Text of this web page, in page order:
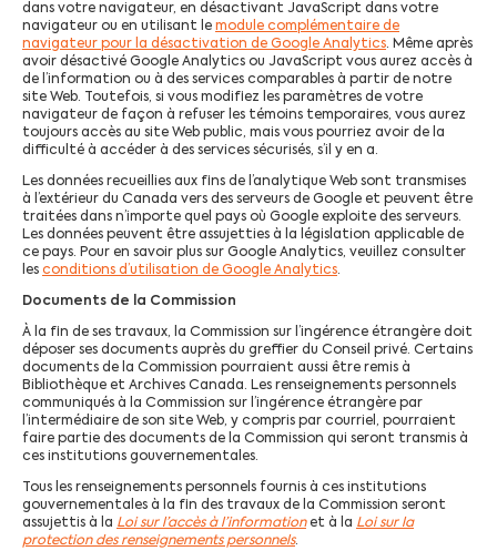
dans votre navigateur, en désactivant JavaScript dans votre
navigateur ou en utilisant le module complémentaire de
navigateur pour la désactivation de Google Analytics. Même après
avoir désactivé Google Analytics ou JavaScript vous aurez accès à
de l’information ou à des services comparables à partir de notre
site Web. Toutefois, si vous modifiez les paramètres de votre
navigateur de façon à refuser les témoins temporaires, vous aurez
toujours accès au site Web public, mais vous pourriez avoir de la
difficulté à accéder à des services sécurisés, s’il y en a.
Les données recueillies aux fins de l’analytique Web sont transmises
à l’extérieur du Canada vers des serveurs de Google et peuvent être
traitées dans n’importe quel pays où Google exploite des serveurs.
Les données peuvent être assujetties à la législation applicable de
ce pays. Pour en savoir plus sur Google Analytics, veuillez consulter
les conditions d’utilisation de Google Analytics.
Documents de la Commission
À la fin de ses travaux, la Commission sur l’ingérence étrangère doit
déposer ses documents auprès du greffier du Conseil privé. Certains
documents de la Commission pourraient aussi être remis à
Bibliothèque et Archives Canada. Les renseignements personnels
communiqués à la Commission sur l’ingérence étrangère par
l’intermédiaire de son site Web, y compris par courriel, pourraient
faire partie des documents de la Commission qui seront transmis à
ces institutions gouvernementales.
Tous les renseignements personnels fournis à ces institutions
gouvernementales à la fin des travaux de la Commission seront
assujettis à la Loi sur l’accès à l’informationet à la Loi sur la
protection des renseignements personnels.